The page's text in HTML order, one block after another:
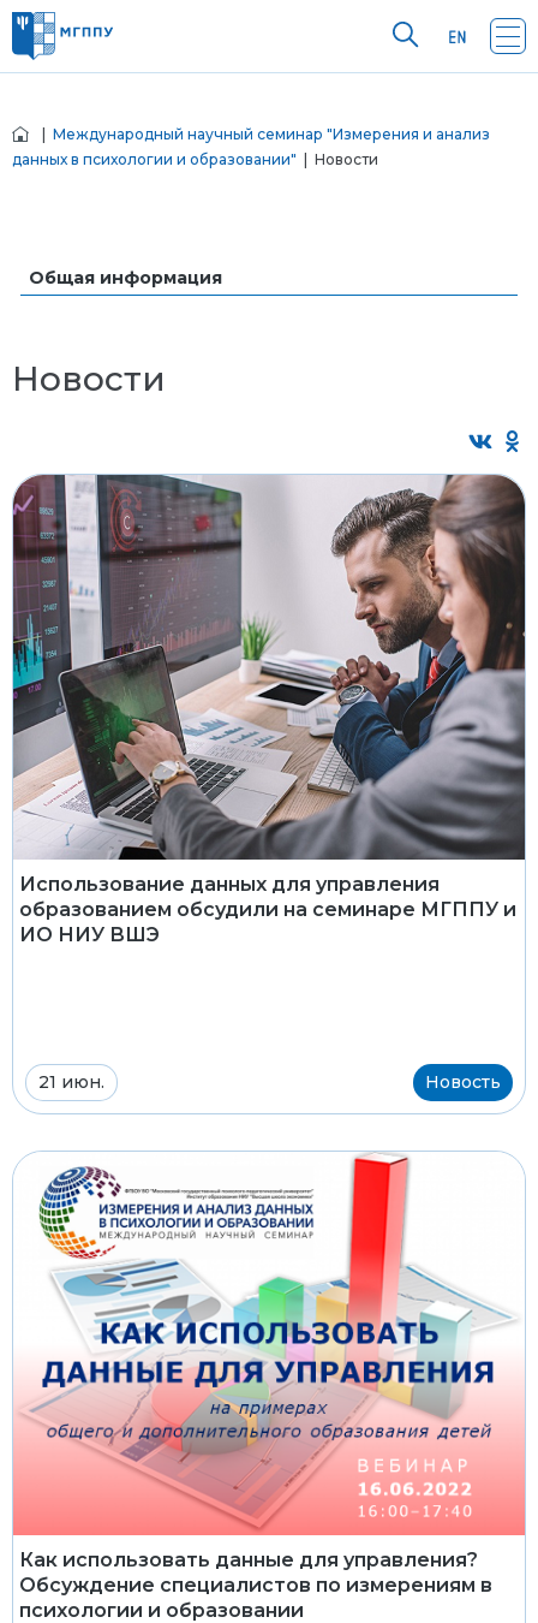
Международный научный семинар "Измерения и анализ
данных в психологии и образовании" | Новости
Общая информация
Новости
Использование данных для управления
образованием обсудили на семинаре МГППУ и
ИО НИУ ВШЭ
21 июн. Новость
Как использовать данные для управления?
Обсуждение специалистов по измерениям в
психологии и образовании